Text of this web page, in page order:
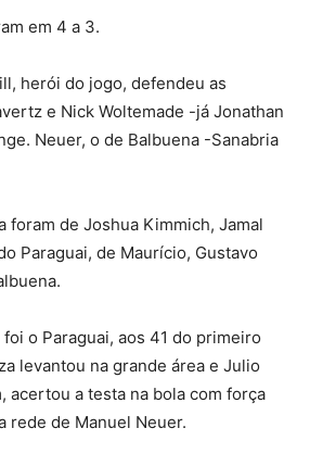
em 4 a 3.
herói do jogo, defendeu as
e Nick Woltemade -já Jonathan
Neuer, o de Balbuena -Sanabria
foram de Joshua Kimmich, Jamal
Paraguai, de Maurício, Gustavo
o Paraguai, aos 41 do primeiro
levantou na grande área e Julio
acertou a testa na bola com força
rede de Manuel Neuer.